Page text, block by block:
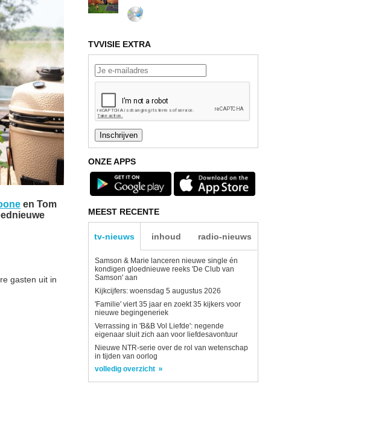
en Tom
gasten uit in
TVVISIE EXTRA
ONZE APPS
MEEST RECENTE
tv-nieuws inhoud radio-nieuws
Samson & Marie lanceren nieuwe single én
kondigen gloednieuwe reeks 'De Club van
Samson' aan
Kijkcijfers: woensdag 5 augustus 2026
'Familie' viert 35 jaar en zoekt 35 kijkers voor
nieuwe begingeneriek
Verrassing in 'B&B Vol Liefde': negende
eigenaar sluit zich aan voor liefdesavontuur
Nieuwe NTR-serie over de rol van wetenschap
in tijden van oorlog
volledig overzicht